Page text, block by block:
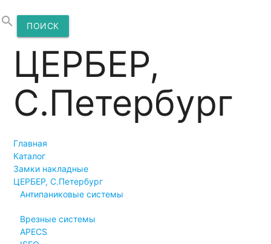
search ПОИСК
ЦЕРБЕР,
С.Петербург
Главная
Каталог
Замки накладные
ЦЕРБЕР, С.Петербург
Антипаниковые системы
Врезные системы
APECS